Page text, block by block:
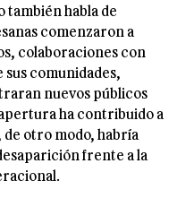
también habla de
comenzaron a
colaboraciones con
sus comunidades,
nuevos públicos
ha contribuido a
otro modo, habría
frente a la